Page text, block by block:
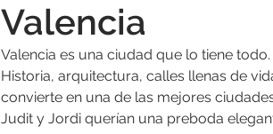
Valencia
Valencia es una ciudad que lo tiene todo.
Historia, arquitectura, calles llenas de
convierte en una de las mejores
Judit y Jordi querían una preboda